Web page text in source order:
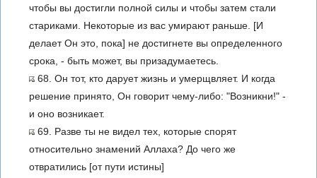
чтобы вы достигли полной силы и чтобы затем стали
стариками. Некоторые из вас умирают раньше. [И
делает Он это, пока] не достигнете вы определенного
срока, - быть может, вы призадумаетесь.
68. Он тот, кто дарует жизнь и умерщвляет. И когда
решение принято, Он говорит чему-либо: "Возникни!" -
и оно возникает.
69. Разве ты не видел тех, которые спорят
относительно знамений Аллаха? До чего же
отвратились [от пути истины]